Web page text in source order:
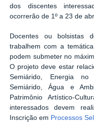
dos discentes
ocorrerão de 1º a 23 de
Docentes ou bolsistas
trabalhem com a
podem submeter no
O projeto deve estar
Semiárido, Energia
Semiárido, Água e
Patrimônio Artístico-
interessados devem
Inscrição em Processos